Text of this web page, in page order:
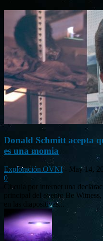
Donald Schmitt acepta
es una momia
Exploración OVNI - May 14,
0
Circula por internet una
principal del evento Be
en las diapositivas...